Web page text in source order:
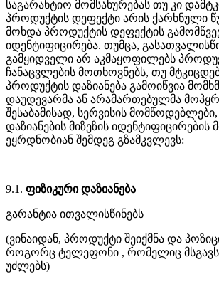
საგარანტიო მომსახურებას თუ კი
პროდუქტის დეფექტი არის ქარხნული
მოხდა პროდუქტის დეფექტის
იდენტიფიცირება. თუმცა,
გამყიდველი არ აკმაყოფილებს
ჩანაცვლების მოთხოვნებს, თუ
პროდუქტის დაზიანება გამოიწვია
დაუდევარმა ან არამართებულმა
შესაბამისად, სერვისის
დაზიანების მიზეზის იდენტიფიცირების
ეყრდნობიან შემდეგ გზამკვლევს:
9.1. ფიზიკური დაზიანება
გარანტია ითვალისწინებს
(ვინაიდან, პროდუქტი შეიქმნა და
როგორც ტელეფონი , რომელიც მსგავს
უძლებს)